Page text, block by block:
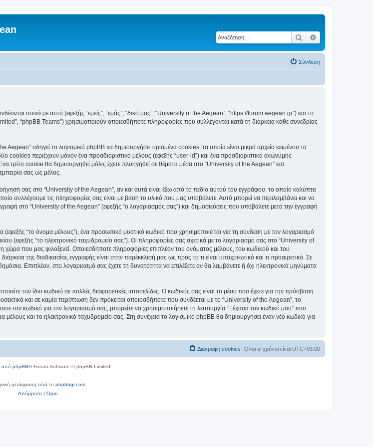
Αναζήτηση
Σύνδεση
στενά με αυτό (εφεξής “εμείς”, “εμάς”, “δικό μας”, “University of the Aegean”, “https://forum.aegean.gr”) και το
“phpBB Teams”) χρησιμοποιούν οποιεσδήποτε πληροφορίες που συλλέγονται κατά τη διάρκεια κάθε συνεδρίας
οδηγεί το λογισμικό phpBB να δημιουργήσει ορισμένα cookies, τα οποία είναι μικρά αρχεία κειμένου τα
περιέχουν μόνον ένα προσδιοριστικό μέλους (εφεξής “user-id”) και ένα προσδιοριστικό ανώνυμης
cookie θα δημιουργηθεί μόλις έχετε πλοηγηθεί σε θέματα μέσα στο “University of the Aegean” και
σας ως μέλος.
σας στο “University of the Aegean”, αν και αυτά είναι έξω από το πεδίο αυτού του εγγράφου, το οποίο καλύπτει
συλλέγουμε τις πληροφορίες σας είναι με βάση το υλικό που μας υποβάλετε. Αυτό μπορεί να περιλαμβάνει και να
στο “University of the Aegean” (εφεξής “ο λογαριασμός σας”) και δημοσιεύσεις που υποβάλετε μετά την εγγραφή
“το όνομα μέλους”), ένα προσωπικό μυστικό κωδικό που χρησιμοποιείται για τη σύνδεση με τον λογαριασμό
(εφεξής “το ηλεκτρονικό ταχυδρομείο σας”). Οι πληροφορίες σας σχετικά με το λογαριασμό σας στο “University of
που μας φιλοξενεί. Οποιεσδήποτε πληροφορίες επιπλέον του ονόματος μέλους, του κωδικού και του
της διαδικασίας εγγραφής είναι στην παρέκκλισή μας ως προς το τι είναι υποχρεωτικό και τι προαιρετικό. Σε
Επιπλέον, στο λογαριασμό σας έχετε τη δυνατότητα να επιλέξετε αν θα λαμβάνετε ή όχι ηλεκτρονικά μηνύματα
τον ίδιο κωδικό σε πολλές διαφορετικές ιστοσελίδες. Ο κωδικός σας είναι το μέσο που έχετε για την πρόσβαση
και σε καμία περίπτωση δεν πρόκειται οποιοσδήποτε που συνδέεται με το “University of the Aegean”, το
τον κωδικό για τον λογαριασμό σας, μπορείτε να χρησιμοποιήσετε τη λειτουργία “Ξέχασα τον κωδικό μου” που
και το ηλεκτρονικό ταχυδρομείο σας. Στη συνέχεια το λογισμικό phpBB θα δημιουργήσει έναν νέο κωδικό για
Όλοι οι χρόνοι είναι UTC+03:00
Διαγραφή cookies
από phpBB® Forum Software © phpBB Limited
μετάφραση από το phpbbgr.com
Απόρρητο|Όροι